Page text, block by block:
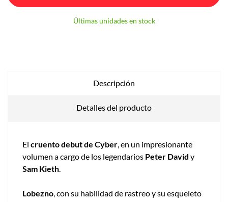
Últimas unidades en stock
Descripción
Detalles del producto
El cruento debut de Cyber, en un impresionante
volumen a cargo de los legendarios Peter David y
Sam Kieth.
Lobezno, con su habilidad de rastreo y su esqueleto